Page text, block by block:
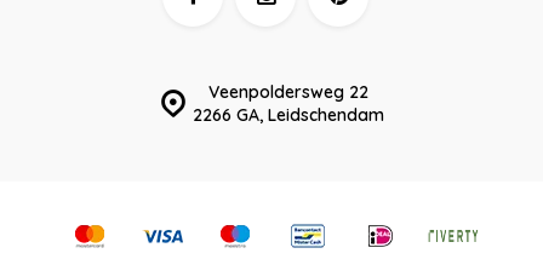
Veenpoldersweg 22
2266 GA, Leidschendam